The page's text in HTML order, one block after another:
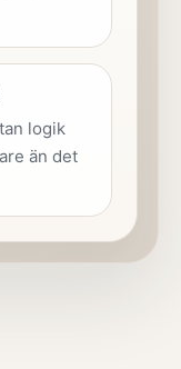
logik
än det